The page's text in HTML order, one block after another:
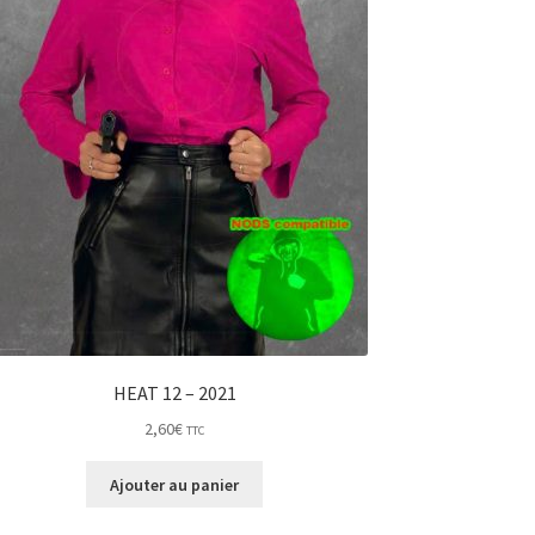
HEAT 12 – 2021
2,60€ TTC
Ajouter au panier